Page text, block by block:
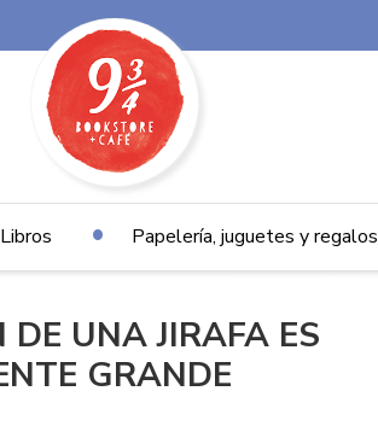
Libros Papelería, juguetes y regalos
DE UNA JIRAFA ES
GRANDE